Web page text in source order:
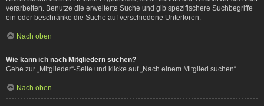
verarbeiten. Benutze die erweiterte Suche und gib spezifischere Suchbegriffe
ein oder beschränke die Suche auf verschiedene Unterforen.
Nach oben
Wie kann ich nach Mitgliedern suchen?
Gehe zur „Mitglieder“-Seite und klicke auf „Nach einem Mitglied suchen“.
Nach oben